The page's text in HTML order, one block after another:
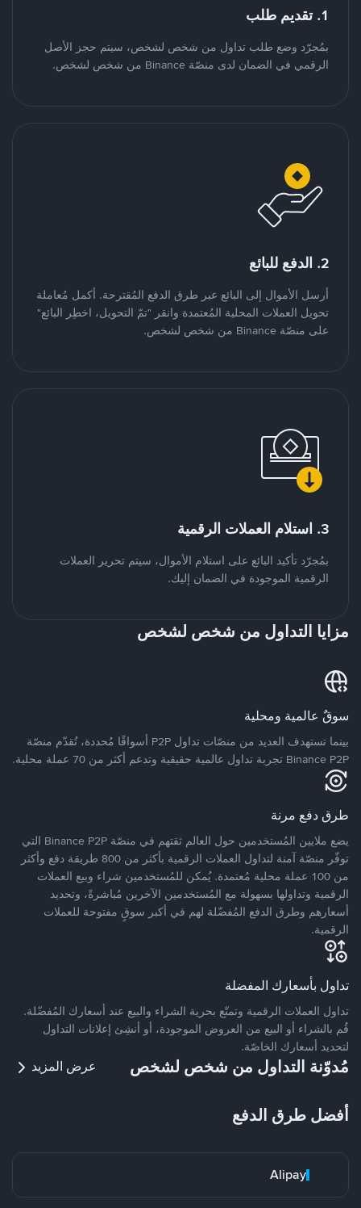
1. تقديم طلب
بمُجرّد وضع طلب تداول من شخص لشخص، سيتم حجز الأصل
الرقمي في الضمان لدى منصّة Binance من شخص لشخص.
2. الدفع للبائع
أرسل الأموال إلى البائع عبر طرق الدفع المُقترحة. أكمل مُعاملة
تحويل العملات المحلية المُعتمدة وانقر "تمّ التحويل، اخطِر البائع"
على منصّة Binance من شخص لشخص.
3. استلام العملات الرقمية
بمُجرّد تأكيد البائع على استلام الأموال، سيتم تحرير العملات
الرقمية الموجودة في الضمان إليك.
مزايا التداول من شخص لشخص
سوقٌ عالمية ومحلية
بينما تستهدف العديد من منصّات تداول P2P أسواقًا مُحددة، تُقدّم منصّة
Binance P2P تجربة تداول عالمية حقيقية وتدعم أكثر من 70 عملة محلية.
طرق دفع مرنة
يضع ملايين المُستخدمين حول العالم ثقتهم في منصّة Binance P2P التي
توفّر منصّة آمنة لتداول العملات الرقمية بأكثر من 800 طريقة دفع وأكثر
من 100 عملة محلية مُعتمدة. يُمكن للمُستخدمين شراء وبيع العملات
الرقمية وتداولها بسهولة مع المُستخدمين الآخرين مُباشرةً، وتحديد
أسعارهم وطرق الدفع المُفضّلة لهم في أكبر سوقٍ مفتوحة للعملات
الرقمية.
تداول بأسعارك المفضلة
تداول العملات الرقمية وتمتّع بحرية الشراء والبيع عند أسعارك المُفضّلة.
قُم بالشراء أو البيع من العروض الموجودة، أو أنشِئ إعلانات التداول
لتحديد أسعارك الخاصّة.
مُدوّنة التداول من شخص لشخص عرض المزيد
أفضل طرق الدفع
Alipay